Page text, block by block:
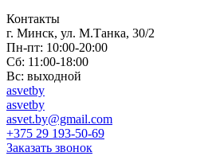
Контакты
г. Минск, ул. М.Танка, 30/2
Пн-пт: 10:00-20:00
Сб: 11:00-18:00
Вс: выходной
asvetby
asvetby
asvet.by@gmail.com
+375 29 193-50-69
Заказать звонок